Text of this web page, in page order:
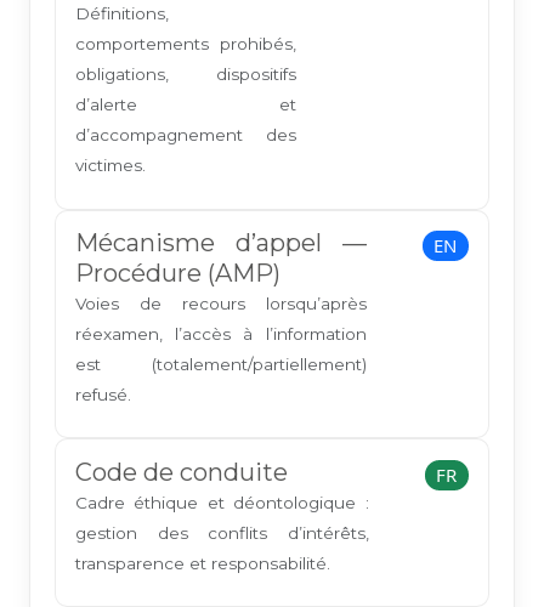
Définitions,
comportements prohibés,
obligations, dispositifs
d’alerte et
d’accompagnement des
victimes.
Mécanisme d’appel —
Procédure (AMP)
Voies de recours lorsqu’après
réexamen, l’accès à l’information
est (totalement/partiellement)
refusé.
EN
Code de conduite
Cadre éthique et déontologique :
gestion des conflits d’intérêts,
transparence et responsabilité.
FR